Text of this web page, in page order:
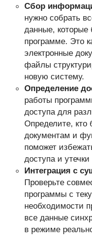
Сбор
нужно собрать
данные, которые
программе. Это
электронные
файлы
новую систему.
Определение
работы
доступа для
Определите, кто
документам и
поможет
доступа и
Интеграция с
Проверьте
программы с
необходимости
все данные
в режиме